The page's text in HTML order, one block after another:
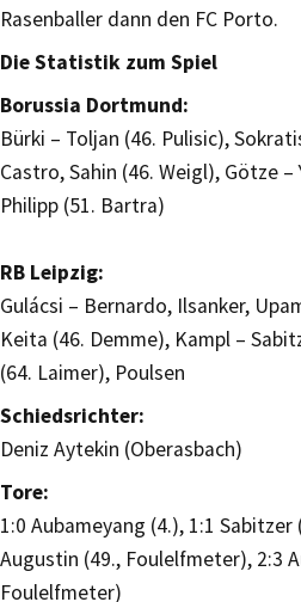
Rasenballer dann den FC Porto.
Die Statistik zum Spiel
Borussia Dortmund:
Bürki – Toljan (46. Pulisic),
Castro, Sahin (46. Weigl), Götze
Philipp (51. Bartra)
RB Leipzig:
Gulácsi – Bernardo, Ilsanker,
Keita (46. Demme), Kampl –
(64. Laimer), Poulsen
Schiedsrichter:
Deniz Aytekin (Oberasbach)
Tore:
1:0 Aubameyang (4.), 1:1 Sabitzer
Augustin (49., Foulelfmeter), 2:3
Foulelfmeter)